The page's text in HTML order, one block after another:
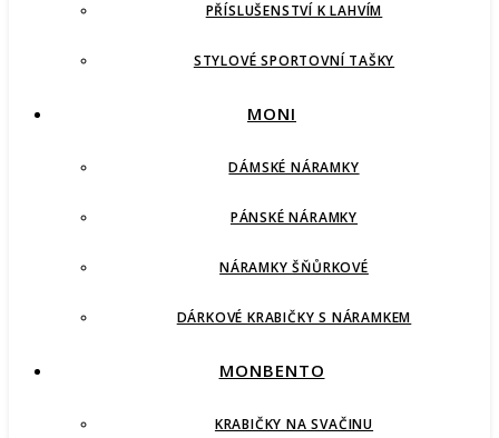
PŘÍSLUŠENSTVÍ K LAHVÍM
STYLOVÉ SPORTOVNÍ TAŠKY
MONI
DÁMSKÉ NÁRAMKY
PÁNSKÉ NÁRAMKY
NÁRAMKY ŠŇŮRKOVÉ
DÁRKOVÉ KRABIČKY S NÁRAMKEM
MONBENTO
KRABIČKY NA SVAČINU